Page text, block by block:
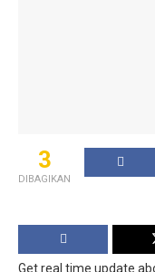
3
DIBAGIKAN
Get real time update